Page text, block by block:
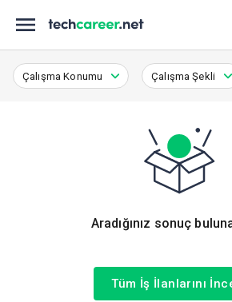
Çalışma Konumu Çalışma Şekli
Aradığınız sonuç
Tüm İş İlanlarını